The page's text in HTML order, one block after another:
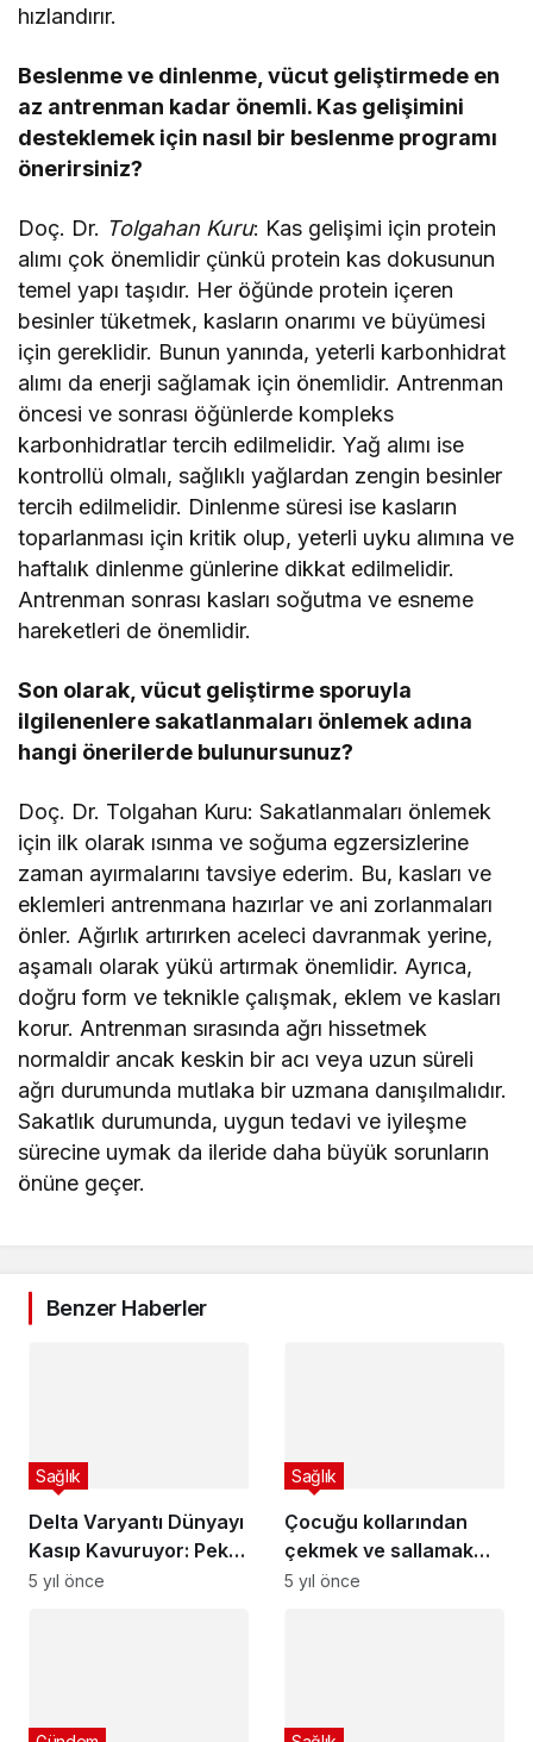
hızlandırır.
Beslenme ve dinlenme, vücut geliştirmede en
az antrenman kadar önemli. Kas gelişimini
desteklemek için nasıl bir beslenme programı
önerirsiniz?
Doç. Dr. Tolgahan Kuru: Kas gelişimi için protein
alımı çok önemlidir çünkü protein kas dokusunun
temel yapı taşıdır. Her öğünde protein içeren
besinler tüketmek, kasların onarımı ve büyümesi
için gereklidir. Bunun yanında, yeterli karbonhidrat
alımı da enerji sağlamak için önemlidir. Antrenman
öncesi ve sonrası öğünlerde kompleks
karbonhidratlar tercih edilmelidir. Yağ alımı ise
kontrollü olmalı, sağlıklı yağlardan zengin besinler
tercih edilmelidir. Dinlenme süresi ise kasların
toparlanması için kritik olup, yeterli uyku alımına ve
haftalık dinlenme günlerine dikkat edilmelidir.
Antrenman sonrası kasları soğutma ve esneme
hareketleri de önemlidir.
Son olarak, vücut geliştirme sporuyla
ilgilenenlere sakatlanmaları önlemek adına
hangi önerilerde bulunursunuz?
Doç. Dr. Tolgahan Kuru: Sakatlanmaları önlemek
için ilk olarak ısınma ve soğuma egzersizlerine
zaman ayırmalarını tavsiye ederim. Bu, kasları ve
eklemleri antrenmana hazırlar ve ani zorlanmaları
önler. Ağırlık artırırken aceleci davranmak yerine,
aşamalı olarak yükü artırmak önemlidir. Ayrıca,
doğru form ve teknikle çalışmak, eklem ve kasları
korur. Antrenman sırasında ağrı hissetmek
normaldir ancak keskin bir acı veya uzun süreli
ağrı durumunda mutlaka bir uzmana danışılmalıdır.
Sakatlık durumunda, uygun tedavi ve iyileşme
sürecine uymak da ileride daha büyük sorunların
önüne geçer.
Benzer Haberler
Delta Varyantı Dünyayı
Kasıp Kavuruyor: Pek
Çok Ülkede
Sağlık
5 yıl önce
Çocuğu kollarından
çekmek ve sallamak
dirsek çıkığına yol
Sağlık
5 yıl önce